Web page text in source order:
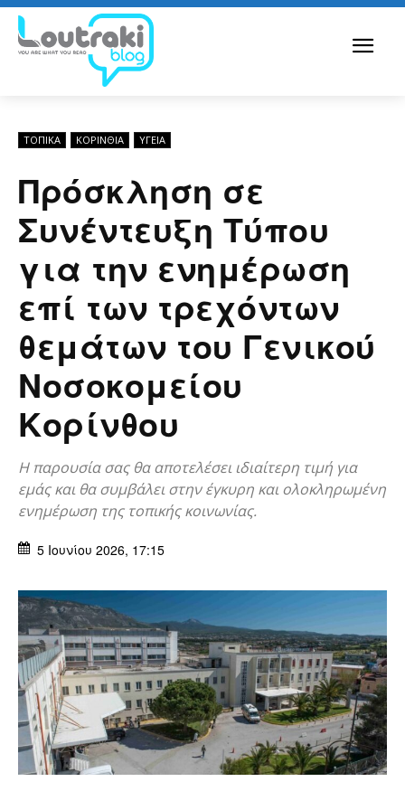
ΤΟΠΙΚΑ ΚΟΡΙΝΘΊΑ ΥΓΕΙΑ
Πρόσκληση σε
Συνέντευξη Τύπου
για την ενημέρωση
επί των τρεχόντων
θεμάτων του Γενικού
Νοσοκομείου
Κορίνθου
Η παρουσία σας θα αποτελέσει ιδιαίτερη τιμή για
εμάς και θα συμβάλει στην έγκυρη και ολοκληρωμένη
ενημέρωση της τοπικής κοινωνίας.
5 Ιουνίου 2026, 17:15